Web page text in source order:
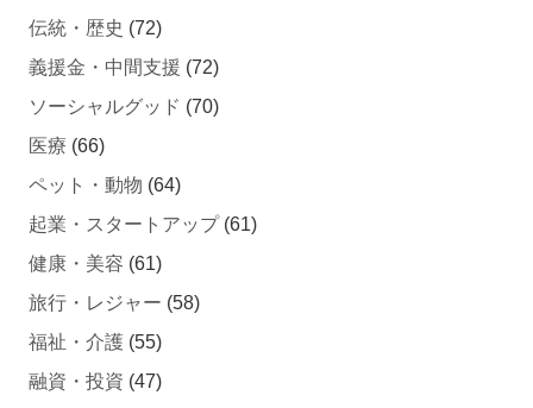
伝統・歴史 (72)
義援金・中間支援 (72)
ソーシャルグッド (70)
医療 (66)
ペット・動物 (64)
起業・スタートアップ(61)
健康・美容 (61)
旅行・レジャー (58)
福祉・介護 (55)
融資・投資 (47)